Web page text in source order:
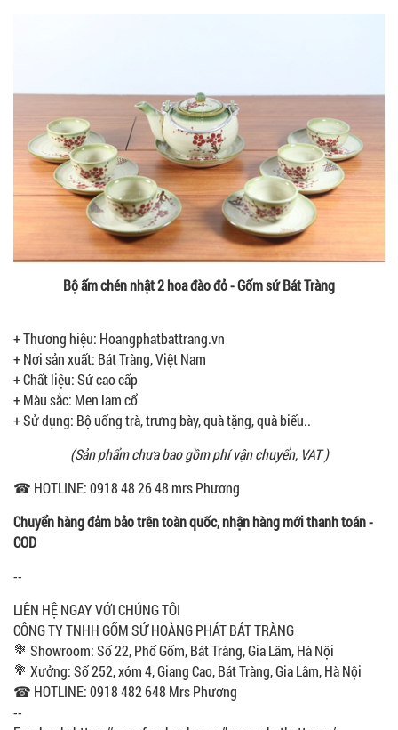
Bộ ấm chén nhật 2 hoa đào đỏ - Gốm sứ Bát Tràng
+ Thương hiệu: Hoangphatbattrang.vn
+ Nơi sản xuất: Bát Tràng, Việt Nam
+ Chất liệu: Sứ cao cấp
+ Màu sắc: Men lam cổ
+ Sử dụng: Bộ uống trà, trưng bày, quà tặng, quà biếu..
(Sản phẩm chưa bao gồm phí vận chuyển, VAT )
☎ HOTLINE: 0918 48 26 48 mrs Phương
Chuyển hàng đảm bảo trên toàn quốc, nhận hàng mới thanh toán -
COD
--
LIÊN HỆ NGAY VỚI CHÚNG TÔI
CÔNG TY TNHH GỐM SỨ HOÀNG PHÁT BÁT TRÀNG
💐 Showroom: Số 22, Phố Gốm, Bát Tràng, Gia Lâm, Hà Nội
💐 Xưởng: Số 252, xóm 4, Giang Cao, Bát Tràng, Gia Lâm, Hà Nội
☎ HOTLINE: 0918 482 648 Mrs Phương
--